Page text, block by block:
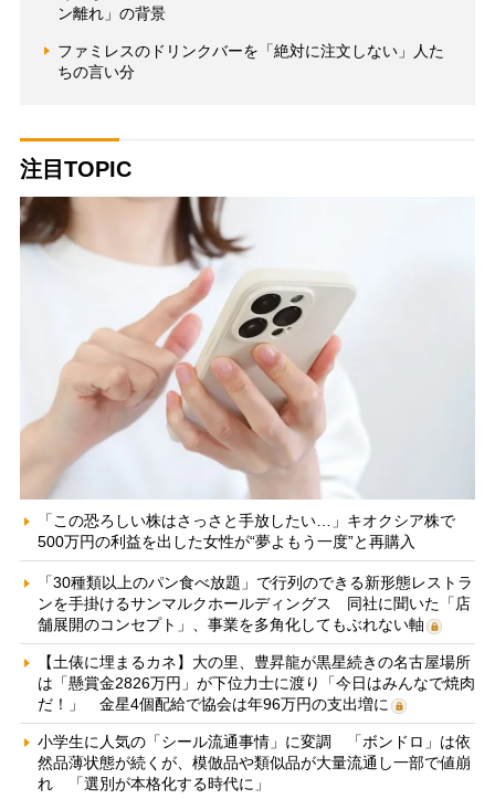
ン離れ」の背景
ファミレスのドリンクバーを「絶対に注文しない」人た
ちの言い分
注目TOPIC
「この恐ろしい株はさっさと手放したい…」キオクシア株で
500万円の利益を出した女性が“夢よもう一度”と再購入
「30種類以上のパン食べ放題」で行列のできる新形態レストラ
ンを手掛けるサンマルクホールディングス 同社に聞いた「店
舗展開のコンセプト」、事業を多角化してもぶれない軸
【土俵に埋まるカネ】大の里、豊昇龍が黒星続きの名古屋場所
は「懸賞金2826万円」が下位力士に渡り「今日はみんなで焼肉
だ！」 金星4個配給で協会は年96万円の支出増に
小学生に人気の「シール流通事情」に変調 「ボンドロ」は依
然品薄状態が続くが、模倣品や類似品が大量流通し一部で値崩
れ 「選別が本格化する時代に」